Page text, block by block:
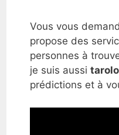
Vous vous
propose des
personnes à
je suis aussi
prédictions et à